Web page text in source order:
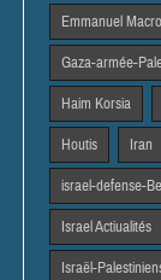
Emmanuel
Gaza-armée-
Haim Korsia
Houtis Iran
israel-defense-
Israel Actiualités
Israël-